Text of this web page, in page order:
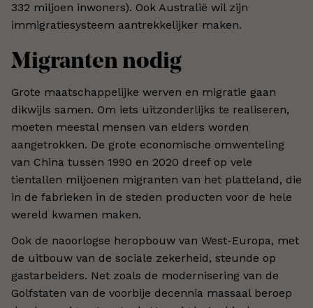
332 miljoen inwoners). Ook Australië wil zijn
immigratiesysteem aantrekkelijker maken.
Migranten nodig
Grote maatschappelijke werven en migratie gaan
dikwijls samen. Om iets uitzonderlijks te realiseren,
moeten meestal mensen van elders worden
aangetrokken. De grote economische omwenteling
van China tussen 1990 en 2020 dreef op vele
tientallen miljoenen migranten van het platteland, die
in de fabrieken in de steden producten voor de hele
wereld kwamen maken.
Ook de naoorlogse heropbouw van West-Europa, met
de uitbouw van de sociale zekerheid, steunde op
gastarbeiders. Net zoals de modernisering van de
Golfstaten van de voorbije decennia massaal beroep